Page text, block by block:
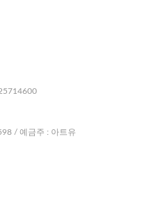
/ 예금주 : 아트유